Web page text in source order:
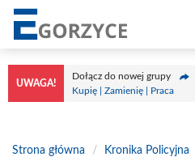
Przejdź
treści
UWAGA!
Dołącz do nowej grupy
Kupię | Zamienię | Praca
Strona główna / Kronika Policyjna